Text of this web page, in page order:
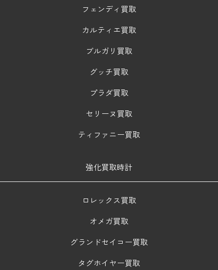
フェンディ買取
カルティエ買取
ブルガリ買取
グッチ買取
プラダ買取
セリーヌ買取
ティファニー買取
強化買取時計
ロレックス買取
オメガ買取
グランドセイコー買取
タグホイヤー買取